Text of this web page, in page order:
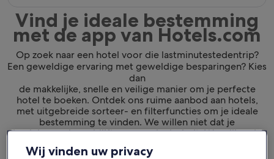
Vind je ideale bestemming
met de app van Hotels.com
Op zoek naar een hotel voor die lastminutestedentrip?
Een geweldige ervaring met geweldige besparingen? Kies
dan
de makkelijke, snelle en veilige manier om je perfecte
hotel te boeken. Ontdek ons ruime aanbod aan hotels,
met uitgebreide sorteer- en filterfuncties om je ideale
bestemming te vinden. We willen niet dat je
de plek waar je verblijft gewoon leuk vindt. We willen dat
je het geweldig vindt.
Wij vinden uw privacy